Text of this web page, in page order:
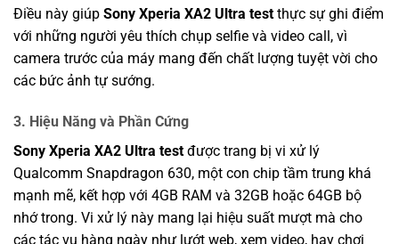
Điều này giúp Sony Xperia XA2 Ultra test thực sự ghi điểm
với những người yêu thích chụp selfie và video call, vì
camera trước của máy mang đến chất lượng tuyệt vời cho
các bức ảnh tự sướng.
3. Hiệu Năng và Phần Cứng
Sony Xperia XA2 Ultra test được trang bị vi xử lý
Qualcomm Snapdragon 630, một con chip tầm trung khá
mạnh mẽ, kết hợp với 4GB RAM và 32GB hoặc 64GB bộ
nhớ trong. Vi xử lý này mang lại hiệu suất mượt mà cho
các tác vụ hàng ngày như lướt web, xem video, hay chơi